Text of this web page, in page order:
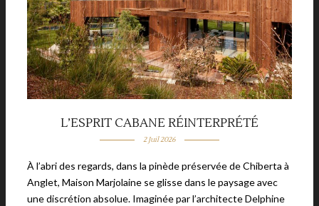
L’ESPRIT CABANE RÉINTERPRÉTÉ
2 Juil 2026
À l’abri des regards, dans la pinède préservée de Chiberta à
Anglet, Maison Marjolaine se glisse dans le paysage avec
une discrétion absolue. Imaginée par l’architecte Delphine